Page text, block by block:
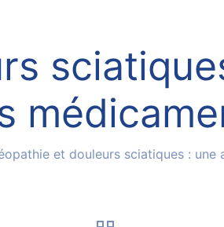
et douleurs sciatiques :